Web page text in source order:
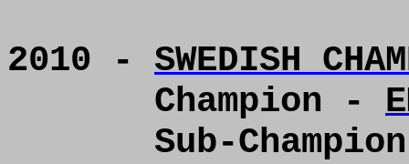
2010 - SWEDISH
Champion -
Sub-